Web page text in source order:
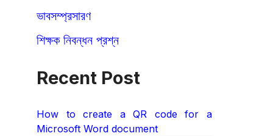
ভাবসম্প্রসারণ
শিক্ষক নিবন্ধন প্রশ্ন
Recent Post
How to create a QR code for a
Microsoft Word document